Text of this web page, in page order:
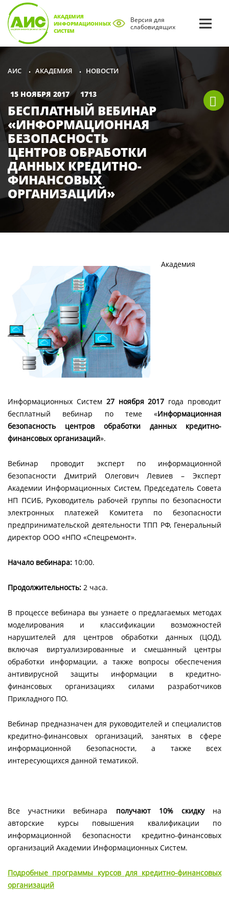
АКАДЕМИЯ
ИНФОРМАЦИОННЫХ
СИСТЕМ
Версия для
слабовидящих
АИС • АКАДЕМИЯ • НОВОСТИ
15 НОЯБРЯ 2017 1713
БЕСПЛАТНЫЙ ВЕБИНАР
«ИНФОРМАЦИОННАЯ
БЕЗОПАСНОСТЬ
ЦЕНТРОВ ОБРАБОТКИ
ДАННЫХ КРЕДИТНО-
ФИНАНСОВЫХ
ОРГАНИЗАЦИЙ»
Академия
Информационных Систем 27 ноября 2017 года проводит
бесплатный вебинар по теме «Информационная
безопасность центров обработки данных кредитно-
финансовых организаций».
Вебинар проводит эксперт по информационной
безопасности Дмитрий Олегович Левиев – Эксперт
Академии Информационных Систем, Председатель Совета
НП ПСИБ, Руководитель рабочей группы по безопасности
электронных платежей Комитета по безопасности
предпринимательской деятельности ТПП РФ, Генеральный
директор ООО «НПО «Спецремонт».
Начало вебинара: 10:00.
Продолжительность: 2 часа.
В процессе вебинара вы узнаете о предлагаемых методах
моделирования и классификации возможностей
нарушителей для центров обработки данных (ЦОД),
включая виртуализированные и смешанный центры
обработки информации, а также вопросы обеспечения
антивирусной защиты информации в кредитно-
финансовых организациях силами разработчиков
Прикладного ПО.
Вебинар предназначен для руководителей и специалистов
кредитно-финансовых организаций, занятых в сфере
информационной безопасности, а также всех
интересующихся данной тематикой.
Все участники вебинара получают 10% скидкуна
авторские курсы повышения квалификации по
информационной безопасности кредитно-финансовых
организаций Академии Информационных Систем.
Подробные программы курсов для кредитно-финансовых
организаций